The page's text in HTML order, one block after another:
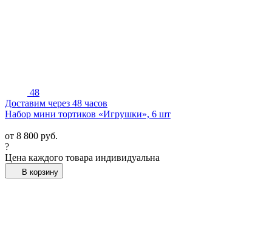
48
Доставим через 48 часов
Набор мини тортиков «Игрушки», 6 шт
от 8 800 руб.
?
Цена каждого товара индивидуальна
В корзину